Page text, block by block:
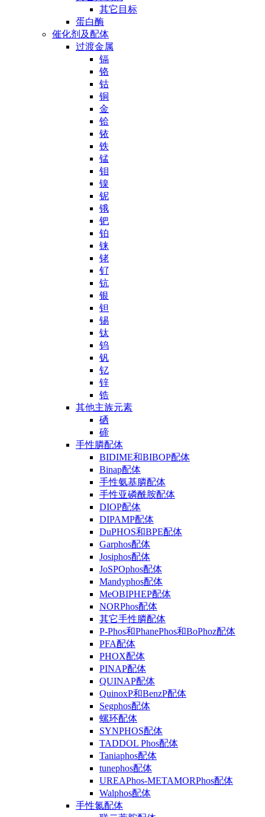
其它目标
蛋白酶
催化剂及配体
过渡金属
镉
铬
钴
铜
金
铪
铱
铁
锰
钼
镍
铌
锇
钯
铂
铼
铑
钌
钪
银
钽
锡
钛
钨
钒
钇
锌
锆
其他主族元素
硒
碲
手性膦配体
BIDIME和BIBOP配体
Binap配体
手性氨基膦配体
手性亚磷酰胺配体
DIOP配体
DIPAMP配体
DuPHOS和BPE配体
Garphos配体
Josiphos配体
JoSPOphos配体
Mandyphos配体
MeOBIPHEP配体
NORPhos配体
其它手性膦配体
P-Phos和PhanePhos和BoPhoz配体
PFA配体
PHOX配体
PINAP配体
QUINAP配体
QuinoxP和BenzP配体
Segphos配体
螺环配体
SYNPHOS配体
TADDOL Phos配体
Taniaphos配体
tunephos配体
UREAPhos-METAMORPhos配体
Walphos配体
手性氮配体